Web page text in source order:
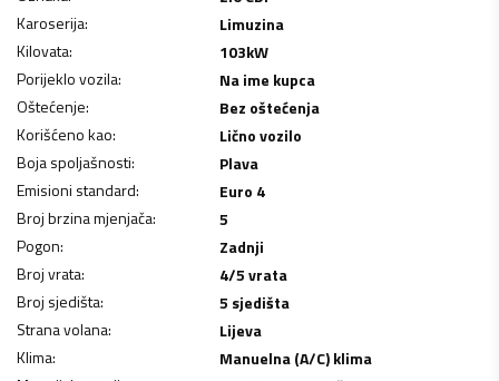
Karoserija:
Limuzina
Kilovata: 103kW
Porijeklo vozila:
Na ime kupca
Oštećenje:
Bez oštećenja
Korišćeno kao:
Lično vozilo
Boja spoljašnosti:
Plava
Emisioni standard:
Euro 4
Broj brzina mjenjača:
5
Pogon:
Zadnji
Broj vrata:
4/5 vrata
Broj sjedišta:
5 sjedišta
Strana volana:
Lijeva
Klima:
Manuelna (A/C) klima